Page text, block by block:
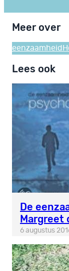
Meer over
eenzaamheid
Lees ook
De
Margreet
6 augustus